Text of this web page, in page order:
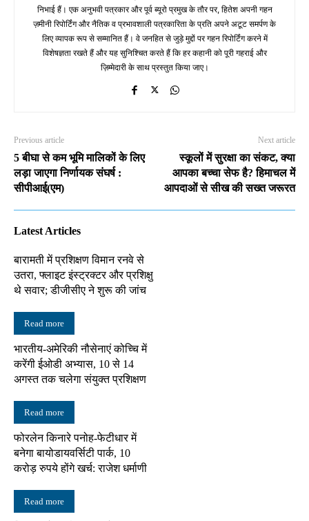
निभाई हैं। एक अनुभवी पत्रकार और पूर्व ब्यूरो प्रमुख के तौर पर, हितेश अपनी गहन
ज़मीनी रिपोर्टिंग और नैतिक व प्रभावशाली पत्रकारिता के प्रति अपने अटूट समर्पण के
लिए व्यापक रूप से सम्मानित हैं। वे जनहित से जुड़े मुद्दों पर गहन रिपोर्टिंग करने में
विशेषज्ञता रखते हैं और यह सुनिश्चित करते हैं कि हर कहानी को पूरी गहराई और
ज़िम्मेदारी के साथ प्रस्तुत किया जाए।
Previous article
5 बीघा से कम भूमि मालिकों के लिए
लड़ा जाएगा निर्णायक संघर्ष :
सीपीआई(एम)
Next article
स्कूलों में सुरक्षा का संकट, क्या
आपका बच्चा सेफ है? हिमाचल में
आपदाओं से सीख की सख्त जरूरत
Latest Articles
बारामती में प्रशिक्षण विमान रनवे से
उतरा, फ्लाइट इंस्ट्रक्टर और प्रशिक्षु
थे सवार; डीजीसीए ने शुरू की जांच
Read more
भारतीय-अमेरिकी नौसेनाएं कोच्चि में
करेंगी ईओडी अभ्यास, 10 से 14
अगस्त तक चलेगा संयुक्त प्रशिक्षण
Read more
फोरलेन किनारे पनोह-फेटीधार में
बनेगा बायोडायवर्सिटी पार्क, 10
करोड़ रुपये होंगे खर्च: राजेश धर्माणी
Read more